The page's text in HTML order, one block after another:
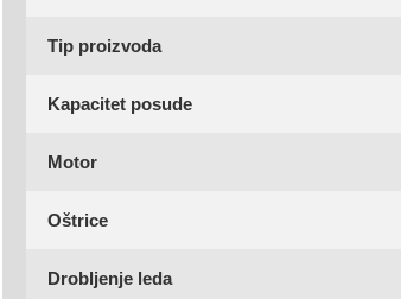
Tip proizvoda
Kapacitet posude
Motor
Oštrice
Drobljenje leda